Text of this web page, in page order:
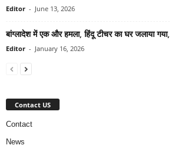
Editor - June 13, 2026
बांग्लादेश में एक और हमला, हिंदू टीचर का घर जलाया
Editor - January 16, 2026
Contact US
Contact
News